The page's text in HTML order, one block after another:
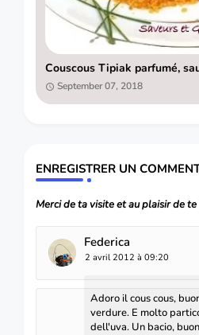
Couscous Tipiak parfumé,
September 07, 2018
ENREGISTRER UN
Merci de ta visite et au plaisir de
Federica
2 avril 2012 à 09:20
Adoro il cous cous,
verdure. E molto
dell'uva. Un bacio,